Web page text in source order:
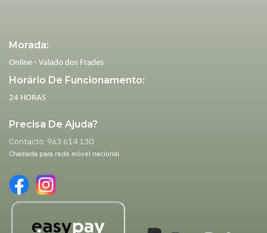
Morada:
Online - Valado dos Frades
Horário De Funcionamento:
24 HORAS
Precisa De Ajuda?
Contacto: 963 614 130
Chamada para rede móvel nacional